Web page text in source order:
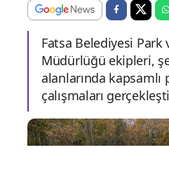
Fatsa Belediyesi Park
Müdürlüğü ekipleri,
alanlarında kapsamlı
çalışmaları